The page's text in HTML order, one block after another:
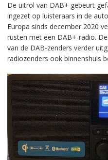
De uitrol van DAB+ gebeurt
ingezet op luisteraars in de
Europa sinds december 2020
rusten met een DAB+-radio.
van de DAB-zenders verder
radiozenders ook binnenshuis